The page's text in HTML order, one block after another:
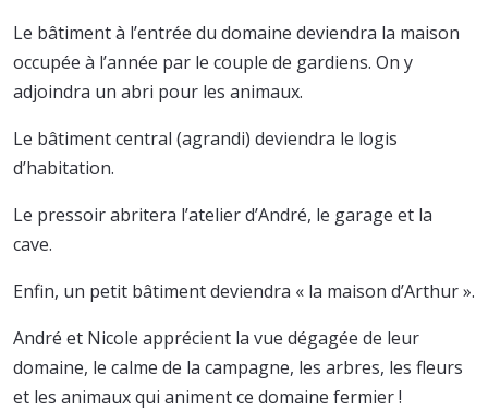
Le bâtiment à l’entrée du domaine deviendra la maison
occupée à l’année par le couple de gardiens. On y
adjoindra un abri pour les animaux.
Le bâtiment central (agrandi) deviendra le logis
d’habitation.
Le pressoir abritera l’atelier d’André, le garage et la
cave.
Enfin, un petit bâtiment deviendra « la maison d’Arthur ».
André et Nicole apprécient la vue dégagée de leur
domaine, le calme de la campagne, les arbres, les fleurs
et les animaux qui animent ce domaine fermier !